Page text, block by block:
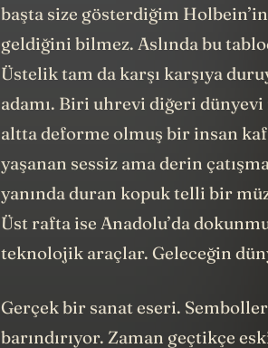
başta size gösterdiğim
geldiğini bilmez. Aslında bu
Üstelik tam da karşı karşıya
adamı. Biri uhrevi diğeri
altta deforme olmuş bir insan
yaşanan sessiz ama derin
yanında duran kopuk telli bir
Üst rafta ise Anadolu’da
teknolojik araçlar. Geleceğin
Gerçek bir sanat eseri.
barındırıyor. Zaman geçtikçe